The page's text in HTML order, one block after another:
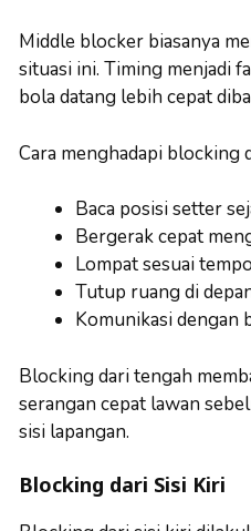
Middle blocker biasanya
situasi ini. Timing menjadi
bola datang lebih cepat
Cara menghadapi blocking
Baca posisi setter
Bergerak cepat
Lompat sesuai
Tutup ruang di
Komunikasi dengan
Blocking dari tengah
serangan cepat lawan
sisi lapangan.
Blocking dari Sisi Kiri